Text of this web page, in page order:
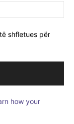
shfletues për
how your